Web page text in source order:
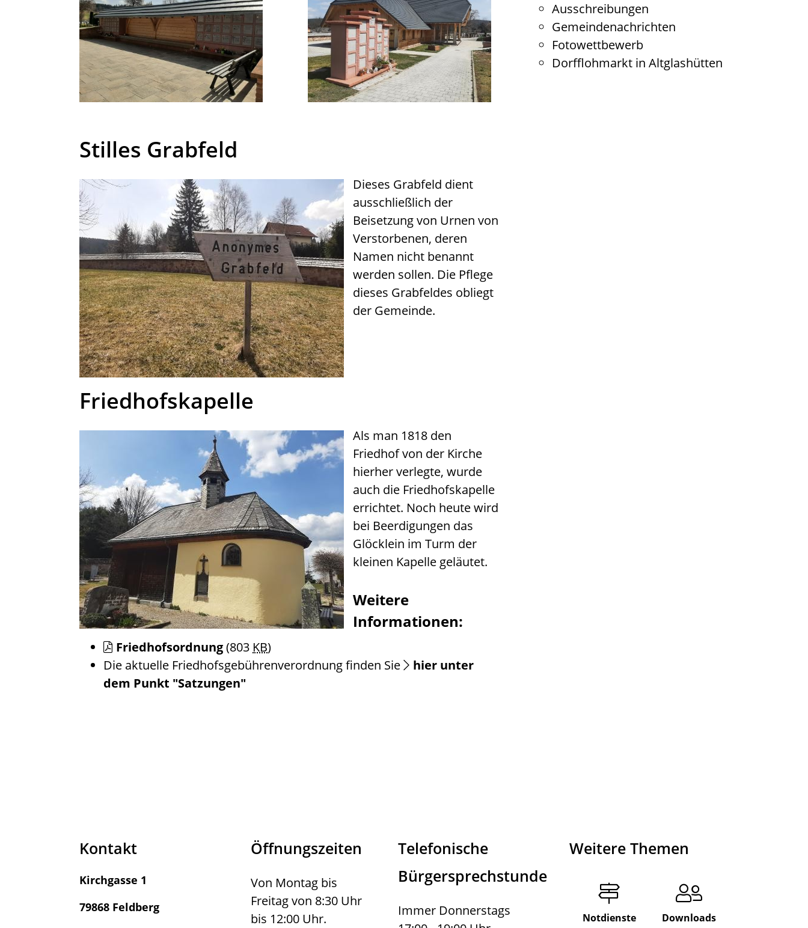
Ausschreibungen
Gemeindenachrichten
Fotowettbewerb
Dorfflohmarkt in Altglashütten
Stilles Grabfeld
Dieses Grabfeld dient
ausschließlich der
Beisetzung von Urnen von
Verstorbenen, deren
Namen nicht benannt
werden sollen. Die Pflege
dieses Grabfeldes obliegt
der Gemeinde.
Friedhofskapelle
Als man 1818 den
Friedhof von der Kirche
hierher verlegte, wurde
auch die Friedhofskapelle
errichtet. Noch heute wird
bei Beerdigungen das
Glöcklein im Turm der
kleinen Kapelle geläutet.
Weitere
Informationen:
Friedhofsordnung(803 KB)
Die aktuelle Friedhofsgebührenverordnung finden Sie
hier unter
dem Punkt "Satzungen"
Kontakt
Kirchgasse 1
79868 Feldberg
Öffnungszeiten
Von Montag bis
Freitag von 8:30 Uhr
bis 12:00 Uhr.
Telefonische
Bürgersprechstunde
Immer Donnerstags
Weitere Themen
Notdienste Downloads